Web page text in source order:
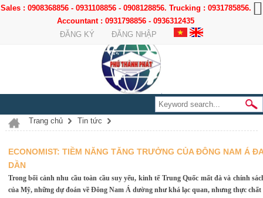
Sales : 0908368856 - 0931108856 - 0908128856. Trucking : 0931785856.
Accountant : 0931798856 - 0936312435
ĐĂNG KÝ
ĐĂNG NHẬP
Trang chủ Tin tức
ECONOMIST: TIỀM NĂNG TĂNG TRƯỞNG CỦA ĐÔNG NAM Á
DẦN
Trong bối cảnh nhu cầu toàn cầu suy yếu, kinh tế Trung Quốc mất đà và chính
của Mỹ, những dự đoán về Đông Nam Á dường như khá lạc quan, nhưng thực chất